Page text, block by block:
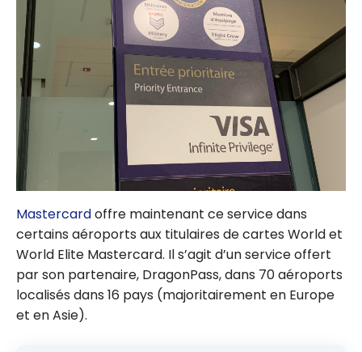
Mastercardoffre maintenant ce service dans
certains aéroports aux titulaires de cartes World et
World Elite Mastercard. Il s’agit d’un service offert
par son partenaire, DragonPass, dans 70 aéroports
localisés dans 16 pays (majoritairement en Europe
et en Asie).